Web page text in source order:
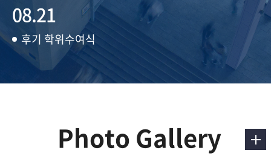
08.21
후기 학위수여식
Photo Gallery